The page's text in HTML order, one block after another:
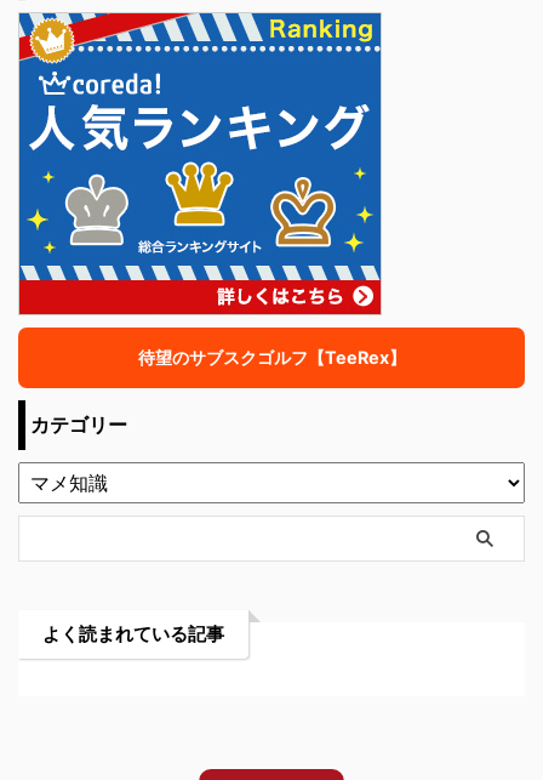
待望のサブスクゴルフ【TeeRex】
カテゴリー
よく読まれている記事